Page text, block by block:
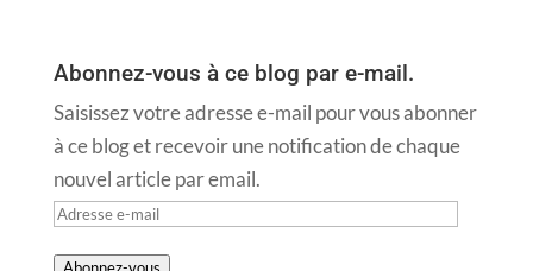
Abonnez-vous à ce blog par e-mail.
Saisissez votre adresse e-mail pour vous abonner
à ce blog et recevoir une notification de chaque
nouvel article par email.
Adresse